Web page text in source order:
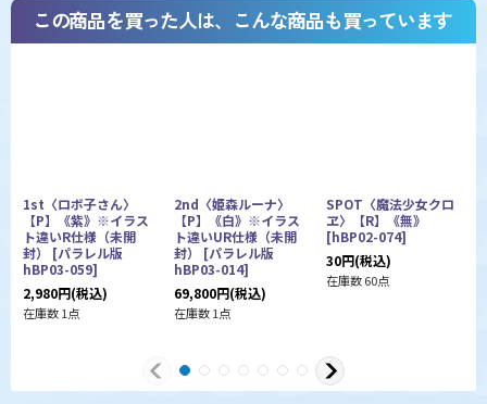
この商品を買った人は、こんな商品も買っています
1st〈ロボ子さん〉
【P】《紫》※イラス
ト違いR仕様（未開
封）
[パラレル版
hBP03-059]
2,980円(税込)
在庫数 1点
2nd〈姫森ルーナ〉
【P】《白》※イラス
ト違いUR仕様（未開
封）
[パラレル版
hBP03-014]
69,800円(税込)
在庫数 1点
SPOT〈魔法少女クロ
ヱ〉【R】《無》
[hBP02-074]
30円(税込)
在庫数 60点